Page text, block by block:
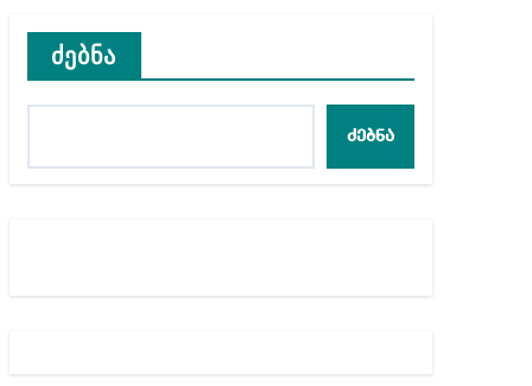
ძებნა
ძებნა